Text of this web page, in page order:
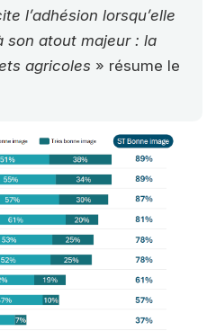
l’adhésion lorsqu’elle
son atout majeur : la
agricoles » résume le